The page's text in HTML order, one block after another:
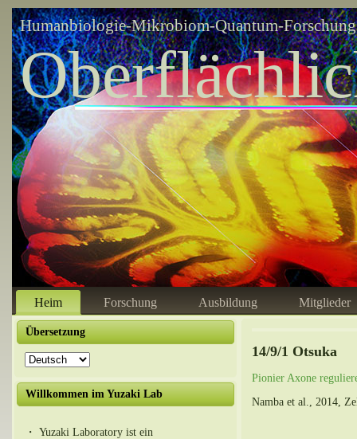
Humanbiologie-Mikrobiom-Quantum-
Heim Forschung Ausbildung Mitglieder
Übersetzung
Willkommen im Yuzaki Lab
・ Yuzaki Laboratory ist ein
14/9/1 Otsuka
Pionier Axone
Namba et al., 2014,